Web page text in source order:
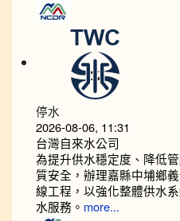
停水
2026-08-06, 11:31
台灣自來水公司
為提升供水穩定度、降低
質安全，辦理嘉縣中埔鄉
線工程，以強化整體供水
水服務。 more...